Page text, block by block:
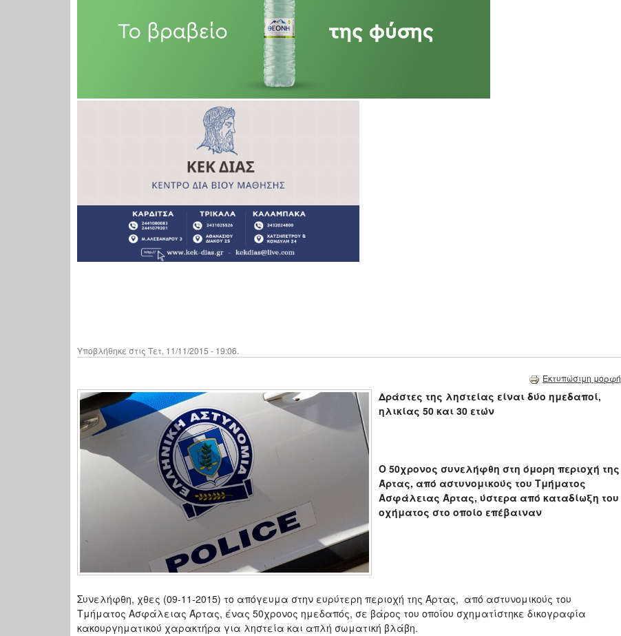
Υποβλήθηκε στις Τετ, 11/11/2015 - 19:06.
Εκτυπώσιμη μορφή
Δράστες της ληστείας είναι δύο ημεδαποί,
ηλικίας 50 και 30 ετών
Ο 50χρονος συνελήφθη στη όμορη περιοχή της
Άρτας, από αστυνομικούς του Τμήματος
Ασφάλειας Άρτας, ύστερα από καταδίωξη του
οχήματος στο οποίο επέβαιναν
Συνελήφθη, χθες (09-11-2015) το απόγευμα στην ευρύτερη περιοχή της Άρτας, από αστυνομικούς του
Τμήματος Ασφάλειας Άρτας, ένας 50χρονος ημεδαπός, σε βάρος του οποίου σχηματίστηκε δικογραφία
κακουργηματικού χαρακτήρα για ληστεία και απλή σωματική βλάβη.